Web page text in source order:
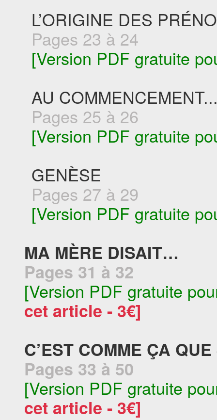
L’ORIGINE DES
Pages 23 à 24
[Version PDF gratuite
AU
Pages 25 à 26
[Version PDF gratuite
GENÈSE
Pages 27 à 29
[Version PDF gratuite
MA MÈRE DISAIT…
Pages 31 à 32
[Version PDF gratuite
cet article - 3€]
C’EST COMME ÇA
Pages 33 à 50
[Version PDF gratuite
cet article - 3€]